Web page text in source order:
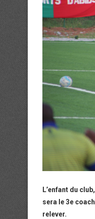
L’enfant du
sera le 3e
relever.